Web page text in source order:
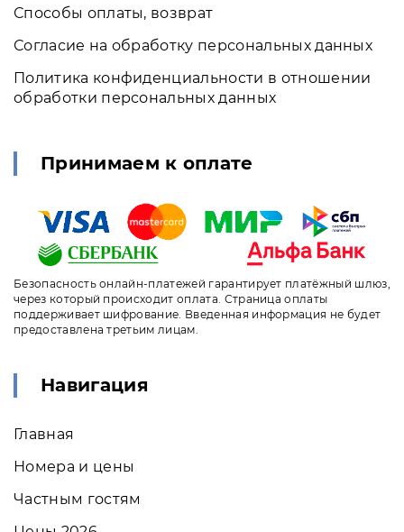
Способы оплаты, возврат
Согласие на обработку персональных данных
Политика конфиденциальности в отношении
обработки персональных данных
Принимаем к оплате
Безопасность онлайн-платежей гарантирует платёжный шлюз,
через который происходит оплата. Страница оплаты
поддерживает шифрование. Введенная информация не будет
предоставлена третьим лицам.
Навигация
Главная
Номера и цены
Частным гостям